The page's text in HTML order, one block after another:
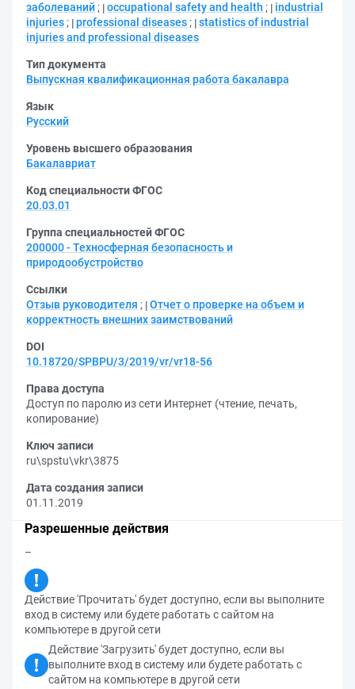
заболеваний ; оccupational safety and health ;
industrial
injuries ; professional diseases ; statistics of industrial
injuries and professional diseases
Тип документа
Выпускная квалификационная работа бакалавра
Язык
Русский
Уровень высшего образования
Бакалавриат
Код специальности ФГОС
20.03.01
Группа специальностей ФГОС
200000 - Техносферная безопасность и
природообустройство
Ссылки
Отзыв руководителя ; Отчет о проверке на объем и
корректность внешних заимствований
DOI
10.18720/SPBPU/3/2019/vr/vr18-56
Права доступа
Доступ по паролю из сети Интернет (чтение, печать,
копирование)
Ключ записи
ru\spstu\vkr\3875
Дата создания записи
01.11.2019
Разрешенные действия
–
Действие 'Прочитать' будет доступно, если вы выполните
вход в систему или будете работать с сайтом на
компьютере в другой сети
Действие 'Загрузить' будет доступно, если вы
выполните вход в систему или будете работать с
сайтом на компьютере в другой сети